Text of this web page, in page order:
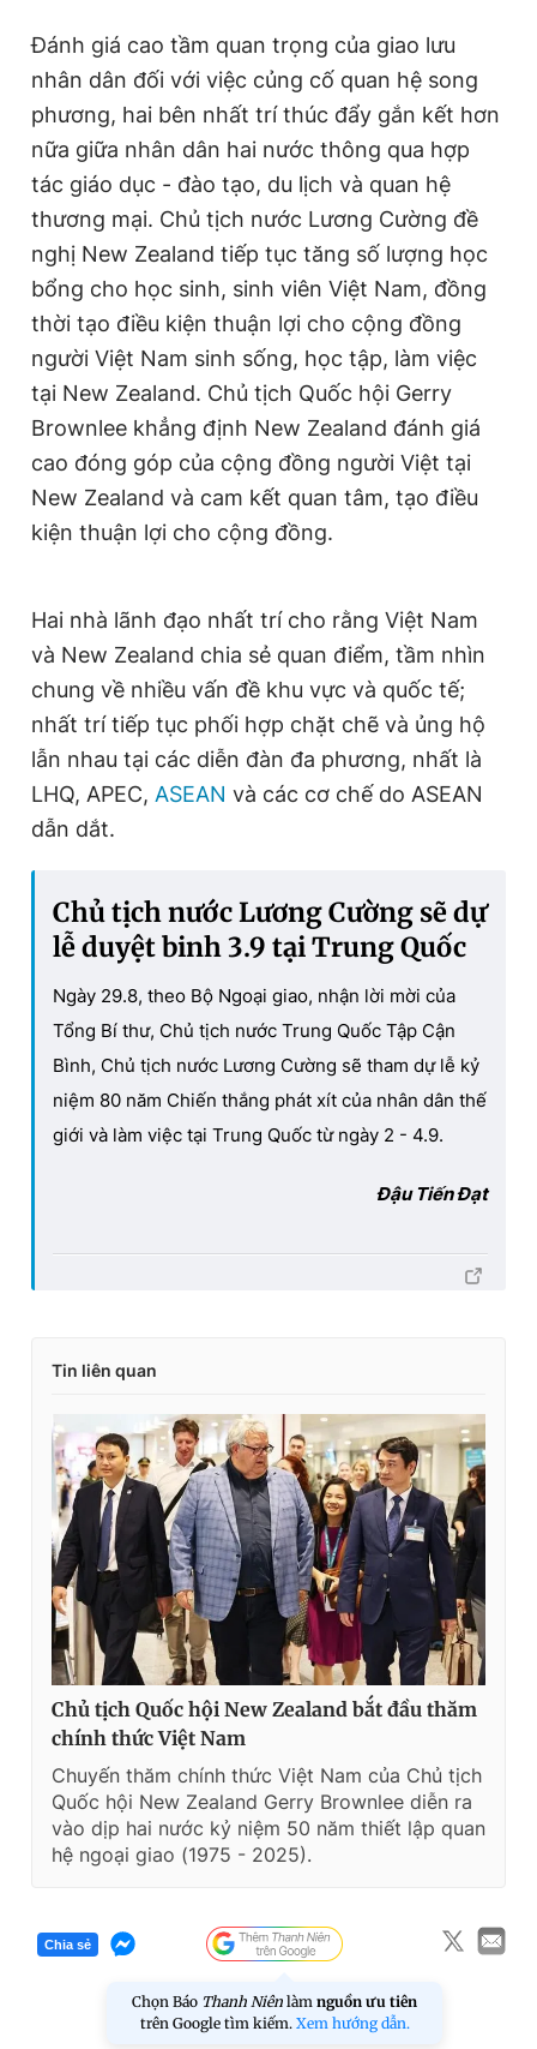
Đánh giá cao tầm quan trọng của giao lưu
nhân dân đối với việc củng cố quan hệ song
phương, hai bên nhất trí thúc đẩy gắn kết hơn
nữa giữa nhân dân hai nước thông qua hợp
tác giáo dục - đào tạo, du lịch và quan hệ
thương mại. Chủ tịch nước Lương Cường đề
nghị New Zealand tiếp tục tăng số lượng học
bổng cho học sinh, sinh viên Việt Nam, đồng
thời tạo điều kiện thuận lợi cho cộng đồng
người Việt Nam sinh sống, học tập, làm việc
tại New Zealand. Chủ tịch Quốc hội Gerry
Brownlee khẳng định New Zealand đánh giá
cao đóng góp của cộng đồng người Việt tại
New Zealand và cam kết quan tâm, tạo điều
kiện thuận lợi cho cộng đồng.
Hai nhà lãnh đạo nhất trí cho rằng Việt Nam
và New Zealand chia sẻ quan điểm, tầm nhìn
chung về nhiều vấn đề khu vực và quốc tế;
nhất trí tiếp tục phối hợp chặt chẽ và ủng hộ
lẫn nhau tại các diễn đàn đa phương, nhất là
LHQ, APEC, ASEAN và các cơ chế do ASEAN
dẫn dắt.
Chủ tịch nước Lương Cường sẽ dự
lễ duyệt binh 3.9 tại Trung Quốc
Ngày 29.8, theo Bộ Ngoại giao, nhận lời mời của
Tổng Bí thư, Chủ tịch nước Trung Quốc Tập Cận
Bình, Chủ tịch nước Lương Cường sẽ tham dự lễ kỷ
niệm 80 năm Chiến thắng phát xít của nhân dân thế
giới và làm việc tại Trung Quốc từ ngày 2 - 4.9.
Đậu Tiến Đạt
Tin liên quan
Chủ tịch Quốc hội New Zealand bắt đầu thăm
chính thức Việt Nam
Chuyến thăm chính thức Việt Nam của Chủ tịch
Quốc hội New Zealand Gerry Brownlee diễn ra
vào dịp hai nước kỷ niệm 50 năm thiết lập quan
hệ ngoại giao (1975 - 2025).
Chia sẻ
Chọn Báo Thanh Niên làm nguồn ưu tiên
trên Google tìm kiếm. Xem hướng dẫn.